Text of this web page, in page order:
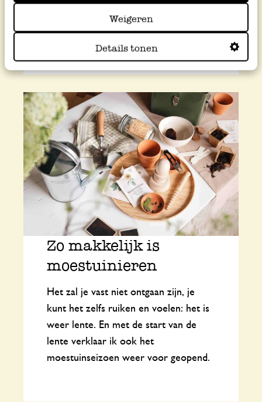
Weigeren
Details tonen
's winters ook als warme, droge
slaapplek.
Zo makkelijk is
moestuinieren
Het zal je vast niet ontgaan zijn, je
kunt het zelfs ruiken en voelen: het is
weer lente. En met de start van de
lente verklaar ik ook het
moestuinseizoen weer voor geopend.